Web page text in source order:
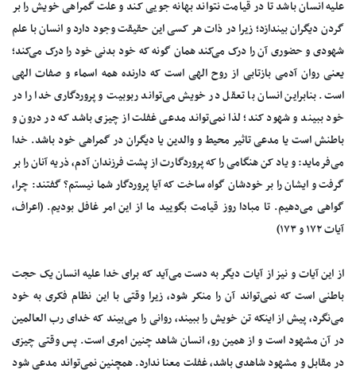
علیه انسان باشد تا در قیامت نتواند بهانه جویی کند و علت گمراهی خویش را بر
گردن دیگران بیندازد؛ زیرا در ذات هر کسی این حقیقت وجود دارد و انسان با علم
شهودی و حضوری آن را درک می‌کند همان گونه که خود بدنی خود را درک می‌کند؛
یعنی روان آدمی بازتابی از روح الهی است که دارنده همه اسماء و صفات الهی
است. بنابراین انسان با تعقل در خویش می‌تواند ربوبیت و پروردگاری خدا را در
خود ببیند و شهود کند؛ لذا نمی‌تواند مدعی غفلت از چیزی باشد که در درون و
باطنش است یا مدعی تاثیر محیط و والدین یا دیگران در گمراهی خود باشد. خدا
می‌فرماید: و یاد کن هنگامی را که پروردگارت از پشت فرزندان آدم، ذریه آنان را بر
گرفت و ایشان را بر خودشان گواه ساخت که آیا پروردگار شما نیستم؟ گفتند: چرا،
گواهی می‌دهیم. تا مبادا روز قیامت بگویید ما از این امر غافل بودیم. (اعراف،
آیات ۱۷۲ و ۱۷۳)
از این آیات و نیز از آیات دیگر به دست می‌آید که برای خدا علیه انسان یک حجت
باطنی است که نمی‌تواند آن را منکر شود، زیرا وقتی با این نظام فکری به خود
می‌نگرد، پیش از اینکه تن خویش را ببیند، روانی را می‌بیند که خدای رب العالمین
در آن مشهود است و از همین رو، انسان شاهد چنین امری است. پس وقتی چیزی
در مقابل و مشهود شاهدی باشد، غفلت معنا ندارد. همچنین نمی‌تواند مدعی شود